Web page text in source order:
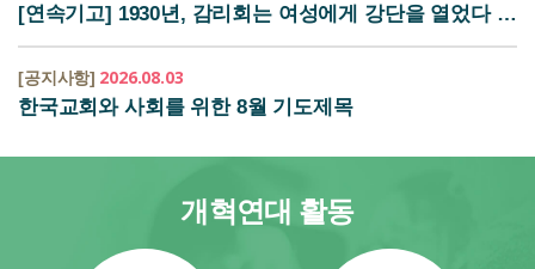
[연속기고] 1930년, 감리회는 여성에게 강단을 열었다 (뉴...
[공지사항] 2026.08.03
한국교회와 사회를 위한 8월 기도제목
개혁연대 활동